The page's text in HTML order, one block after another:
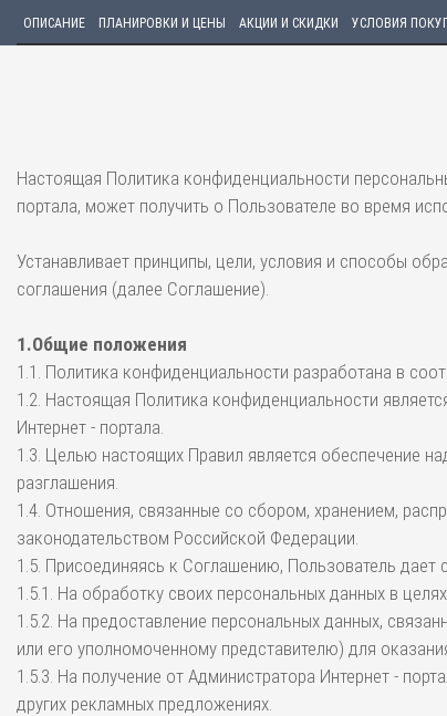
ОПИСАНИЕ ПЛАНИРОВКИ И ЦЕНЫ АКЦИИ И СКИДКИ УСЛОВИЯ
Настоящая Политика конфиденциальности
портала, может получить о Пользователе во время
Устанавливает принципы, цели, условия и способы
соглашения (далее Соглашение).
1.Общие положения
1.1. Политика конфиденциальности разработана в
1.2. Настоящая Политика конфиденциальности
Интернет - портала.
1.3. Целью настоящих Правил является обеспечение
разглашения.
1.4. Отношения, связанные со сбором, хранением,
законодательством Российской Федерации.
1.5. Присоединяясь к Соглашению, Пользователь дает
1.5.1. На обработку своих персональных данных в
1.5.2. На предоставление персональных данных,
или его уполномоченному представителю) для
1.5.3. На получение от Администратора Интернет -
других рекламных предложениях.